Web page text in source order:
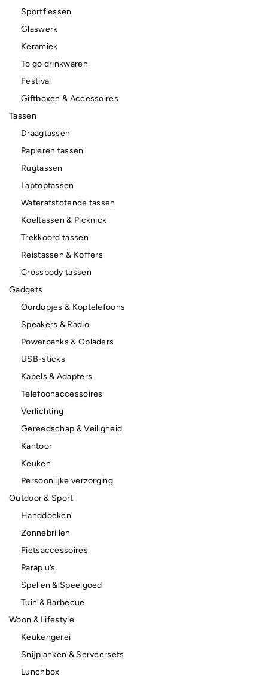
Sportflessen
Glaswerk
Keramiek
To go drinkwaren
Festival
Giftboxen & Accessoires
Tassen
Draagtassen
Papieren tassen
Rugtassen
Laptoptassen
Waterafstotende tassen
Koeltassen & Picknick
Trekkoord tassen
Reistassen & Koffers
Crossbody tassen
Gadgets
Oordopjes & Koptelefoons
Speakers & Radio
Powerbanks & Opladers
USB-sticks
Kabels & Adapters
Telefoonaccessoires
Verlichting
Gereedschap & Veiligheid
Kantoor
Keuken
Persoonlijke verzorging
Outdoor & Sport
Handdoeken
Zonnebrillen
Fietsaccessoires
Paraplu’s
Spellen & Speelgoed
Tuin & Barbecue
Woon & Lifestyle
Keukengerei
Snijplanken & Serveersets
Lunchbox